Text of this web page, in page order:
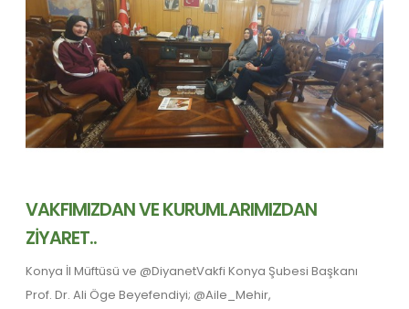
VAKFIMIZDAN VE KURUMLARIMIZDAN
ZİYARET..
Konya İl Müftüsü ve @DiyanetVakfi Konya Şubesi Başkanı
Prof. Dr. Ali Öge Beyefendiyi; @Aile_Mehir,